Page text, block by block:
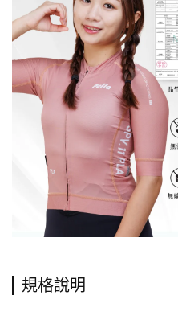
規格說明